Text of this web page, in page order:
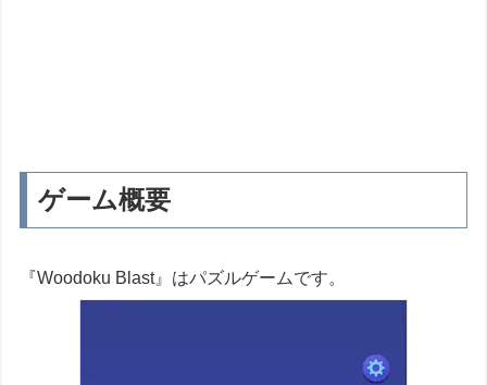
ゲーム概要
『Woodoku Blast』はパズルゲームです。